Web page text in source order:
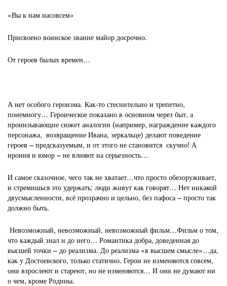
«Вы к нам насовсем»
Присвоено воинское звание майор досрочно.
От героев былых времен…
А нет особого героизма. Как-то стеснительно и трепетно,
понемногу… Героическое показано в основном через быт, а
пронизывающие сюжет аналогии (например, награждение каждого
персонажа, возвращение Ивана, зеркальце) делают поведение
героев – предсказуемым, и от этого не становится скучно! А
ирония и юмор – не влияют на серьезность…
И самое сказочное, чего так не хватает…что просто обезоруживает,
и стремишься это удержать: люди живут как говорят… Нет никакой
двусмысленности, всё прозрачно и цельно, без пафоса – просто так
должно быть.
Невозможный, невозможный, невозможный фильм…Фильм о том,
что каждый знал и до него… Романтика добра, доведенная до
высшей точки – до реализма. До реализма «в высшем смысле»…да,
как у Достоевского, только статично. Герои не изменяются совсем,
они взрослеют и стареют, но не изменяются… И они не думают ни
о чем, кроме Родины.